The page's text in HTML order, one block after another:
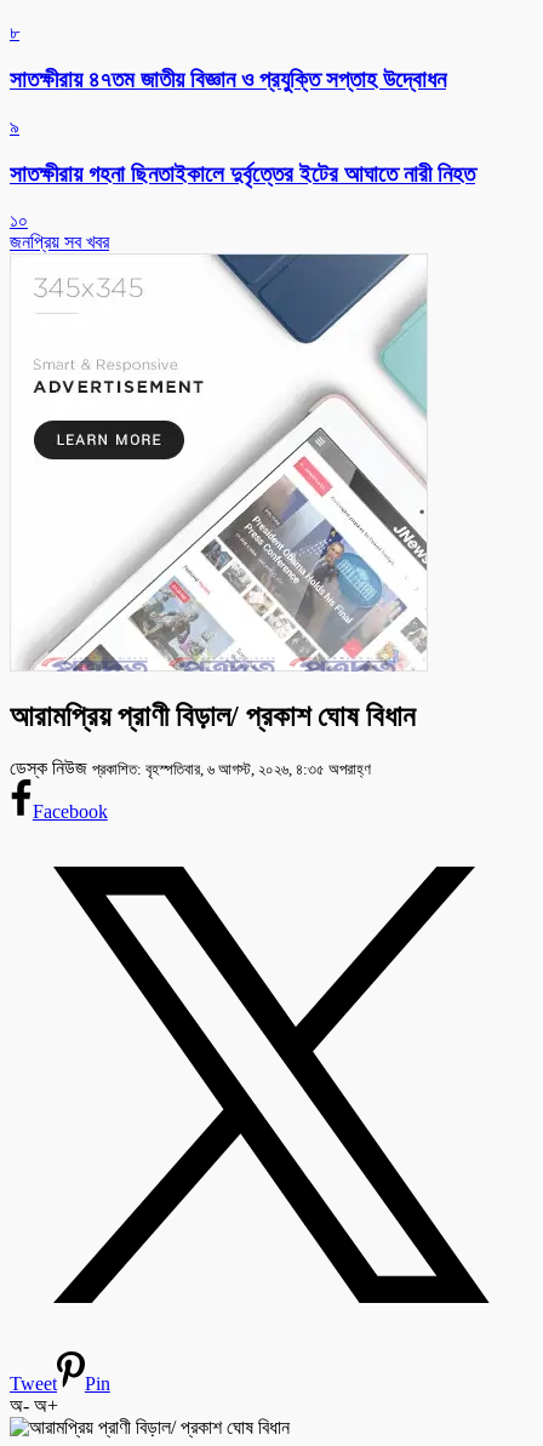
৮
সাতক্ষীরায় ৪৭তম জাতীয় বিজ্ঞান ও প্রযুক্তি সপ্তাহ উদ্বোধন
৯
সাতক্ষীরায় গহনা ছিনতাইকালে দুর্বৃত্তের ইটের আঘাতে নারী নিহত
১০
জনপ্রিয় সব খবর
আরামপ্রিয় প্রাণী বিড়াল/ প্রকাশ ঘোষ বিধান
ডেস্ক নিউজ প্রকাশিত: বৃহস্পতিবার, ৬ আগস্ট, ২০২৬, ৪:৩৫ অপরাহ্ণ
Facebook
Tweet
Pin
অ- অ+